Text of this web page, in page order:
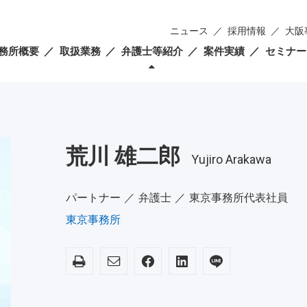
所概要 取扱業務 弁護士等紹介 案件実績 セミナ
ニュース 採用情報 大阪
荒川 雄二郎 Yujiro Arakawa
パートナー ／ 弁護士 ／ 東京事務所代表社員
東京事務所